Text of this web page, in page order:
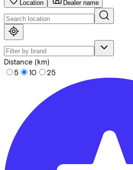
Location Dealer name
Distance (km)
5
10 25